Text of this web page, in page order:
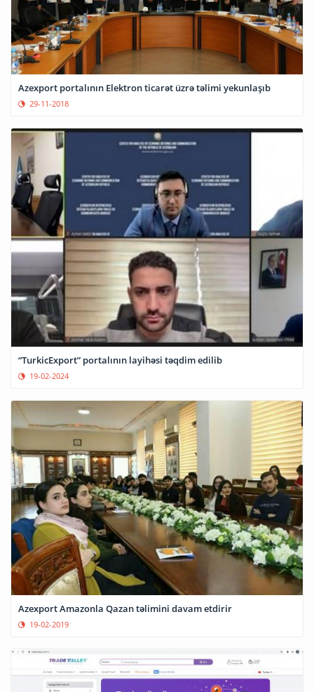
Azexport portalının Elektron ticarət üzrə təlimi yekunlaşıb
29-11-2018
“TurkicExport” portalının layihəsi təqdim edilib
19-02-2024
Azexport Amazonla Qazan təlimini davam etdirir
19-02-2019